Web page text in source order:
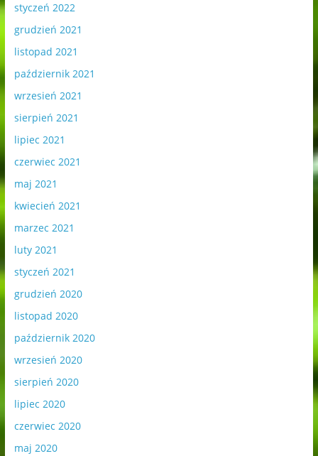
styczeń 2022
grudzień 2021
listopad 2021
październik 2021
wrzesień 2021
sierpień 2021
lipiec 2021
czerwiec 2021
maj 2021
kwiecień 2021
marzec 2021
luty 2021
styczeń 2021
grudzień 2020
listopad 2020
październik 2020
wrzesień 2020
sierpień 2020
lipiec 2020
czerwiec 2020
maj 2020